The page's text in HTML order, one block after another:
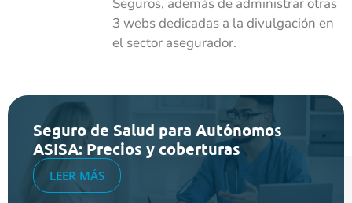
3 webs dedicadas a la divulgación en
el sector asegurador.
Seguro de Salud para Autónomos
ASISA: Precios y coberturas
LEER MÁS